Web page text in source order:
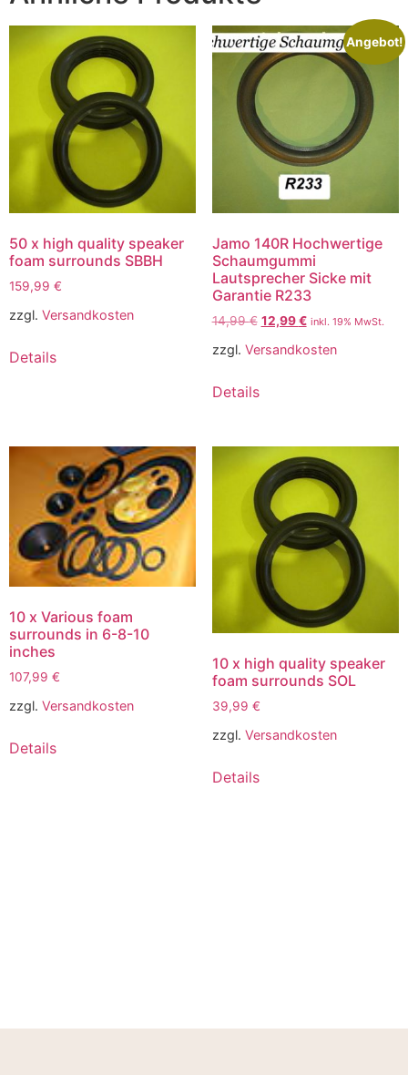
50 x high quality speaker
foam surrounds SBBH
159,99 €
zzgl. Versandkosten
Details
Angebot!
Jamo 140R Hochwertige
Schaumgummi
Lautsprecher Sicke mit
Garantie R233
14,99€ 12,99€ inkl. 19% MwSt.
zzgl. Versandkosten
Details
10 x Various foam
surrounds in 6-8-10
inches
107,99 €
zzgl. Versandkosten
Details
10 x high quality speaker
foam surrounds SOL
39,99 €
zzgl. Versandkosten
Details